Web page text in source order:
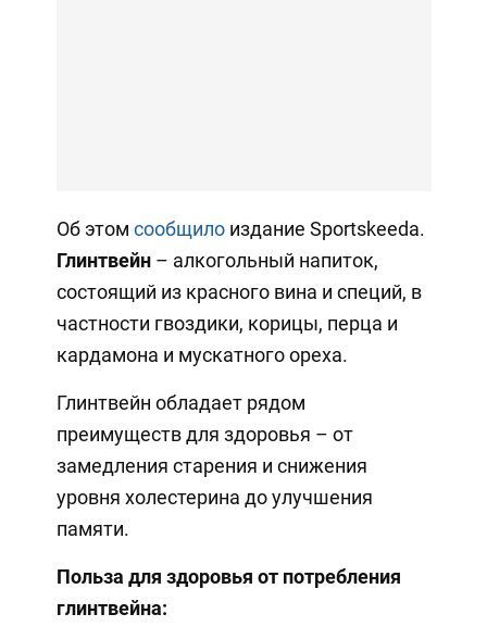
Об этом сообщилоиздание Sportskeeda.
Глинтвейн– алкогольный напиток,
состоящий из красного вина и специй, в
частности гвоздики, корицы, перца и
кардамона и мускатного ореха.
Глинтвейн обладает рядом
преимуществ для здоровья – от
замедления старения и снижения
уровня холестерина до улучшения
памяти.
Польза для здоровья от потребления
глинтвейна: